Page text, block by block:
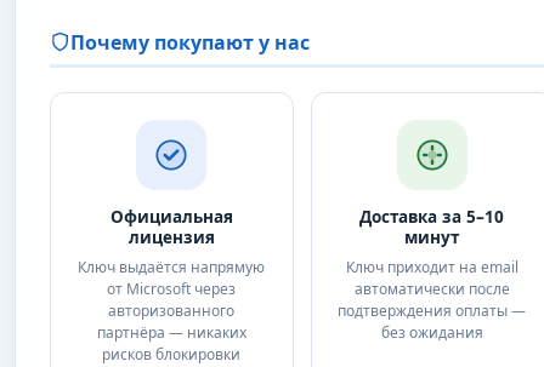
Почему покупают у нас
Официальная
лицензия
Ключ выдаётся напрямую
от Microsoft через
авторизованного
партнёра — никаких
рисков блокировки
Доставка за 5–10
минут
Ключ приходит на email
автоматически после
подтверждения оплаты —
без ожидания